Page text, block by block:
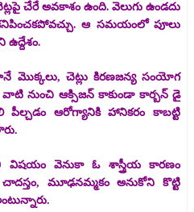
చేరే అవకాశం ఉంది. వెలుగు ఉండదు
కనిపించకపోవచ్చు. ఆ సమయంలో పూలు
మొక్కలు, చెట్లు కిరణజన్య సంయోగ
నుంచి ఆక్సిజన్ కాకుండా కార్బన్ డై
పీల్చడం ఆరోగ్యానికి హానికరం కాబట్టి
విషయం వెనుకా ఓ శాస్త్రీయ కారణం
మూఢనమ్మకం అనుకోని కొట్టి